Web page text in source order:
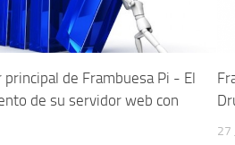
principal de Frambuesa Pi - El
de su servidor web con
27